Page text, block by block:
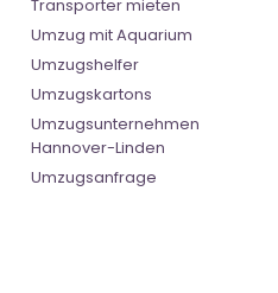
Transporter mieten
Umzug mit Aquarium
Umzugshelfer
Umzugskartons
Umzugsunternehmen
Hannover-Linden
Umzugsanfrage